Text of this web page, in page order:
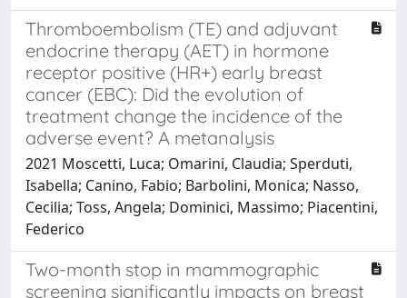
Thromboembolism (TE) and adjuvant
endocrine therapy (AET) in hormone
receptor positive (HR+) early breast
cancer (EBC): Did the evolution of
treatment change the incidence of the
adverse event? A metanalysis
2021 Moscetti, Luca; Omarini, Claudia; Sperduti,
Isabella; Canino, Fabio; Barbolini, Monica; Nasso,
Cecilia; Toss, Angela; Dominici, Massimo; Piacentini,
Federico
Two-month stop in mammographic
screening significantly impacts on breast